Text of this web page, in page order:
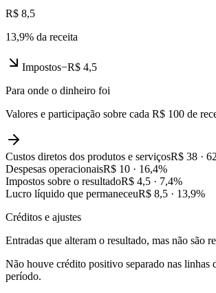
R$ 8,5
13,9% da receita
Impostos−R$ 4,5
Para onde o dinheiro foi
Valores e participação sobre cada R$ 100 de
Custos diretos dos produtos e serviçosR$ 38 ·
Despesas operacionaisR$ 10 · 16,4%
Impostos sobre o resultadoR$ 4,5 · 7,4%
Lucro líquido que permaneceuR$ 8,5 · 13,9%
Créditos e ajustes
Entradas que alteram o resultado, mas não são
Não houve crédito positivo separado nas linhas
período.